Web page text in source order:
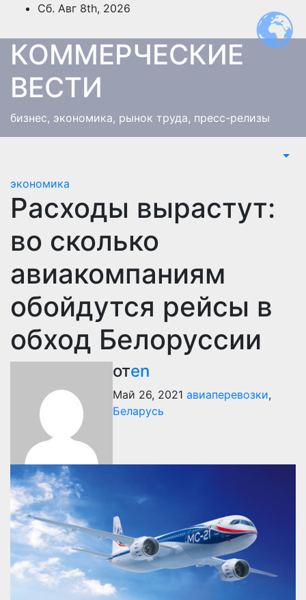
Перейти
содержимому
Сб. Авг 8th, 2026
КОММЕРЧЕСКИЕ
ВЕСТИ
бизнес, экономика, рынок труда, пресс-релизы
экономика
Расходы вырастут:
во сколько
авиакомпаниям
обойдутся рейсы в
обход Белоруссии
отen
Май 26, 2021 авиаперевозки,
Беларусь